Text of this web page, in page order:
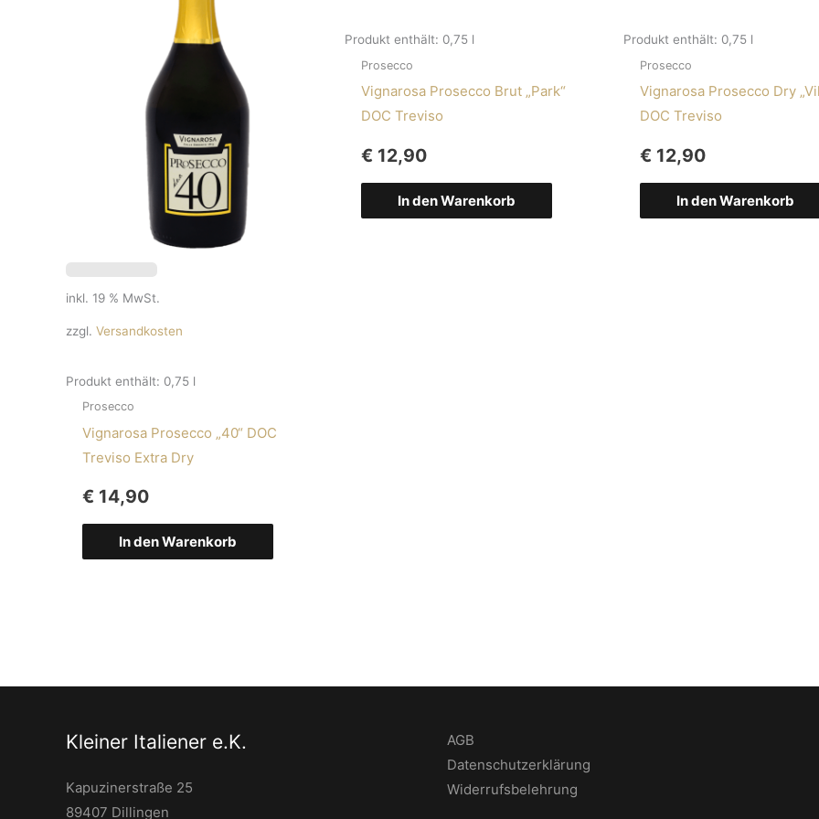
inkl. 19 % MwSt.
zzgl. Versandkosten
Produkt enthält: 0,75 l
Prosecco
Vignarosa Prosecco „40“ DOC
Treviso Extra Dry
€ 14,90
In den Warenkorb
Produkt enthält: 0,75 l
Prosecco
Vignarosa Prosecco Brut „Park“
DOC Treviso
€ 12,90
In den Warenkorb
Produkt enthält: 0,75 l
Prosecco
Vignarosa Prosecco Dry
DOC Treviso
€ 12,90
In den Warenkorb
Kleiner Italiener e.K.
Kapuzinerstraße 25
89407 Dillingen
AGB
Datenschutzerklärung
Widerrufsbelehrung